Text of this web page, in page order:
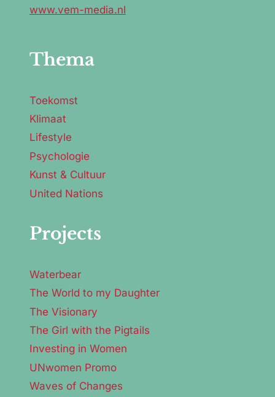
www.vem-media.nl
Thema
Toekomst
Klimaat
Lifestyle
Psychologie
Kunst & Cultuur
United Nations
Projects
Waterbear
The World to my Daughter
The Visionary
The Girl with the Pigtails
Investing in Women
UNwomen Promo
Waves of Changes